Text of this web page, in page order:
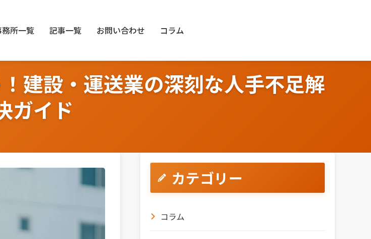
所一覧 記事一覧 お問い合わせ コラム
建設・運送業の深刻な人手不足解
ガイド
カテゴリー
コラム